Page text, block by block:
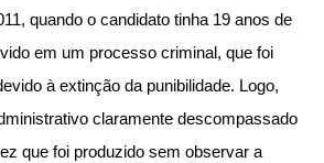
quando o candidato tinha 19 anos de
em um processo criminal, que foi
à extinção da punibilidade. Logo,
claramente descompassado
que foi produzido sem observar a